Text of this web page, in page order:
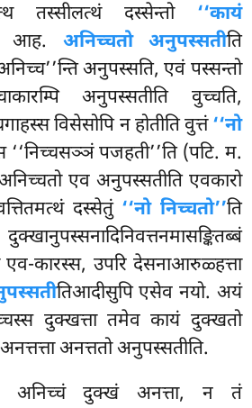
तस्सीलत्थं दस्सेन्तो ‘‘कायं
आह. अनिच्चतो अनुपस्सतीति
अनुपस्सति, एवं पस्सन्तो
अनुपस्सतीति वुच्चति,
विसेसोपि न होतीति वुत्तं‘‘नो
‘‘निच्चसञ्ञं पजहती’’ति (पटि. म.
एव अनुपस्सतीति एवकारो
दस्सेतुं ‘‘नो निच्चतो’’ति
एव-कारस्स, उपरि देसनाआरुळ्हत्ता
तिआदीसुपि एसेव नयो. अयं
दुक्खत्तातमेव कायं दुक्खतो
अनत्ततो अनुपस्सतीति.
अनिच्चं दुक्खं अनत्ता, न तं